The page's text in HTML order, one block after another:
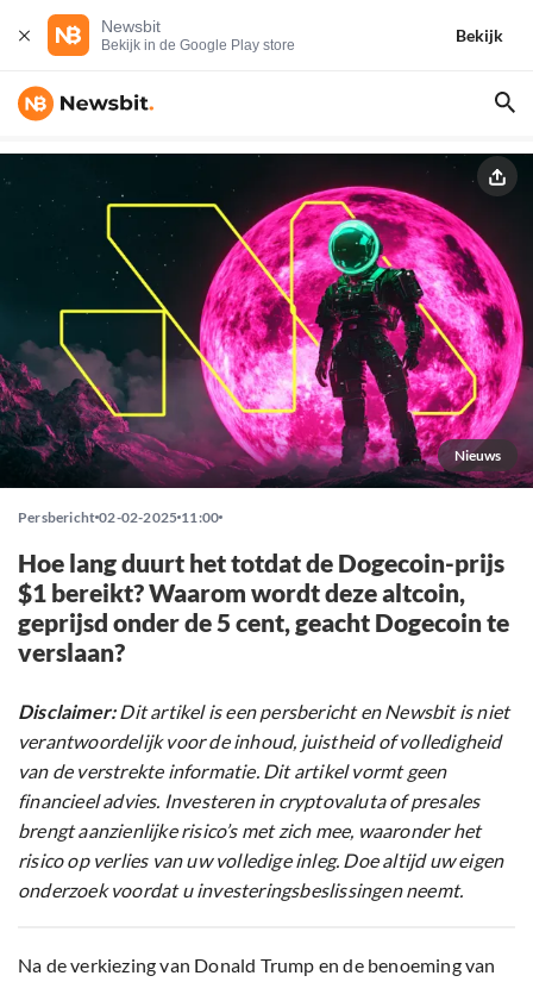
Newsbit
Bekijk in de Google Play store
Bekijk
Nieuws
Persbericht 02-02-2025 11:00
Hoe lang duurt het totdat de Dogecoin-prijs
$1 bereikt? Waarom wordt deze altcoin,
geprijsd onder de 5 cent, geacht Dogecoin te
verslaan?
Disclaimer:Dit artikel is een persbericht en Newsbit is niet
verantwoordelijk voor de inhoud, juistheid of volledigheid
van de verstrekte informatie. Dit artikel vormt geen
financieel advies. Investeren in cryptovaluta of presales
brengt aanzienlijke risico’s met zich mee, waaronder het
risico op verlies van uw volledige inleg. Doe altijd uw eigen
onderzoek voordat u investeringsbeslissingen neemt.
Na de verkiezing van Donald Trump en de benoeming van